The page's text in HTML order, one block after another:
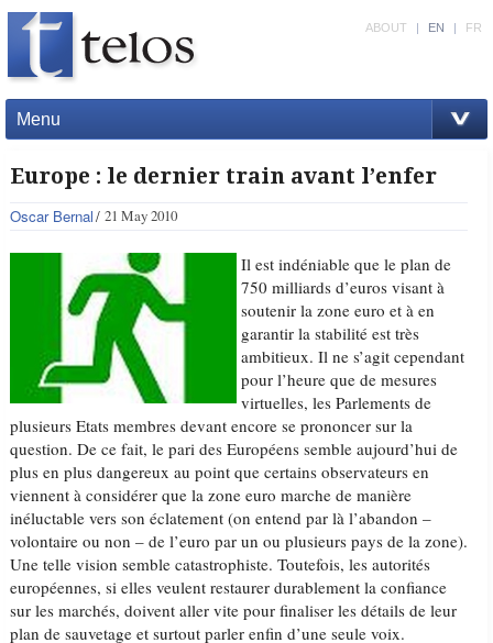
Menu
ABOUT | EN | FR
Europe : le dernier train avant l’enfer
Oscar Bernal 21 May 2010
Il est indéniable que le plan de
750 milliards d’euros visant à
soutenir la zone euro et à en
garantir la stabilité est très
ambitieux. Il ne s’agit cependant
pour l’heure que de mesures
virtuelles, les Parlements de
plusieurs Etats membres devant encore se prononcer sur la
question. De ce fait, le pari des Européens semble aujourd’hui de
plus en plus dangereux au point que certains observateurs en
viennent à considérer que la zone euro marche de manière
inéluctable vers son éclatement (on entend par là l’abandon –
volontaire ou non – de l’euro par un ou plusieurs pays de la zone).
Une telle vision semble catastrophiste. Toutefois, les autorités
européennes, si elles veulent restaurer durablement la confiance
sur les marchés, doivent aller vite pour finaliser les détails de leur
plan de sauvetage et surtout parler enfin d’une seule voix.